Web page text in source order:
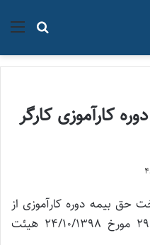
جستجو
کارآموزی کارگر
بیمه دوره کارآموزی از
سوی کارفرما (دادنامه شماره 2974 مورخ 24/10/1398 هیئت